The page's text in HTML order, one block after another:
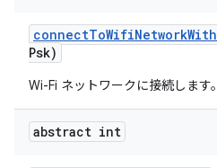
connectToWifiNetworkWith
Psk)
Wi-Fi ネットワークに接続します。
abstract int